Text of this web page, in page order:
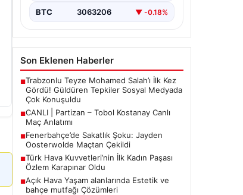
BTC 3063206 ▼ -0.18%
Son Eklenen Haberler
■Trabzonlu Teyze Mohamed Salah’ı İlk Kez
Gördü! Güldüren Tepkiler Sosyal Medyada
Çok Konuşuldu
■CANLI | Partizan – Tobol Kostanay Canlı
Maç Anlatımı
■Fenerbahçe’de Sakatlık Şoku: Jayden
Oosterwolde Maçtan Çekildi
■Türk Hava Kuvvetleri’nin İlk Kadın Paşası
Özlem Karapınar Oldu
■Açık Hava Yaşam alanlarında Estetik ve
bahçe mutfağı Çözümleri